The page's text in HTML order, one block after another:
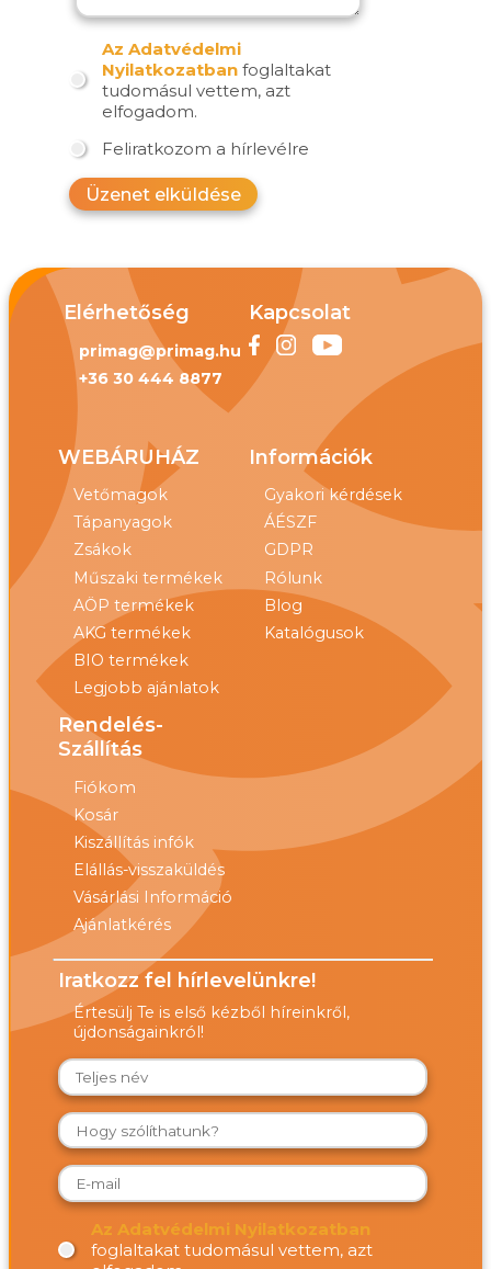
Az Adatvédelmi
Nyilatkozatban foglaltakat
tudomásul vettem, azt
elfogadom.
Feliratkozom a hírlevélre
Üzenet elküldése
Elérhetőség
primag@primag.hu
+36 30 444 8877
Kapcsolat
WEBÁRUHÁZ
Vetőmagok
Tápanyagok
Zsákok
Műszaki termékek
AÖP termékek
AKG termékek
BIO termékek
Legjobb ajánlatok
Információk
Gyakori kérdések
ÁÉSZF
GDPR
Rólunk
Blog
Katalógusok
Rendelés-
Szállítás
Fiókom
Kosár
Kiszállítás infók
Elállás-visszaküldés
Vásárlási Információ
Ajánlatkérés
Iratkozz fel hírlevelünkre!
Értesülj Te is első kézből híreinkről,
újdonságainkról!
Az Adatvédelmi Nyilatkozatban
foglaltakat tudomásul vettem, azt